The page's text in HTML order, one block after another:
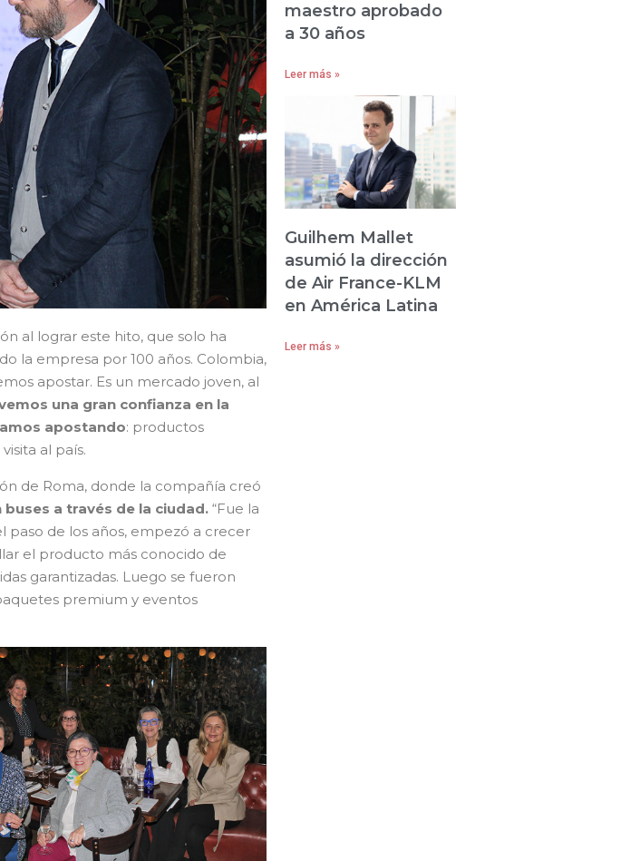
al lograr este hito, que solo ha
la empresa por 100 años. Colombia,
apostar. Es un mercado joven, al
una gran confianza en la
apostando: productos
al país.
de Roma, donde la compañía creó
a través de la ciudad. “Fue la
paso de los años, empezó a crecer
el producto más conocido de
garantizadas. Luego se fueron
premium y eventos
maestro aprobado
a 30 años
Leer más »
Guilhem Mallet
asumió la dirección
de Air France-KLM
en América Latina
Leer más »